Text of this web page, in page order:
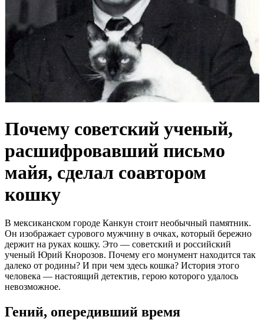
Почему советский ученый,
расшифровавший письмо
майя, сделал соавтором
кошку
В мексиканском городе Канкун стоит необычный памятник.
Он изображает сурового мужчину в очках, который бережно
держит на руках кошку. Это — советский и российский
ученый Юрий Кнорозов. Почему его монумент находится так
далеко от родины? И при чем здесь кошка? История этого
человека — настоящий детектив, герою которого удалось
невозможное.
Гений, опередивший время